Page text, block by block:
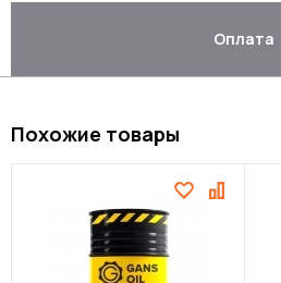
Оплата
Похожие товары